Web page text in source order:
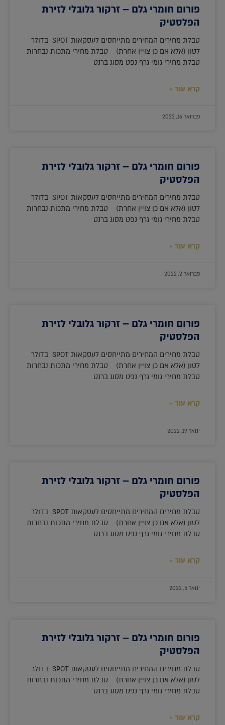
פורום חומרי גלם – זרקור גלובלי לזירת
הפלסטיק
טבלת מחירים המחירים מתייחסים לעסקאות SPOT בדולר
לטון (אלא אם כן צויין אחרת) טבלת מחירי מתכות נבחרות
טבלת מחירי גומי גרף נפט מסוג ברנט
קרא עוד »
פברואר 16, 2022
פורום חומרי גלם – זרקור גלובלי לזירת
הפלסטיק
טבלת מחירים המחירים מתייחסים לעסקאות SPOT בדולר
לטון (אלא אם כן צויין אחרת) טבלת מחירי מתכות נבחרות
טבלת מחירי גומי גרף נפט מסוג ברנט
קרא עוד »
פברואר 2, 2022
פורום חומרי גלם – זרקור גלובלי לזירת
הפלסטיק
טבלת מחירים המחירים מתייחסים לעסקאות SPOT בדולר
לטון (אלא אם כן צויין אחרת) טבלת מחירי מתכות נבחרות
טבלת מחירי גומי גרף נפט מסוג ברנט
קרא עוד »
ינואר 19, 2022
פורום חומרי גלם – זרקור גלובלי לזירת
הפלסטיק
טבלת מחירים המחירים מתייחסים לעסקאות SPOT בדולר
לטון (אלא אם כן צויין אחרת) טבלת מחירי מתכות נבחרות
טבלת מחירי גומי גרף נפט מסוג ברנט
קרא עוד »
ינואר 5, 2022
פורום חומרי גלם – זרקור גלובלי לזירת
הפלסטיק
טבלת מחירים המחירים מתייחסים לעסקאות SPOT בדולר
לטון (אלא אם כן צויין אחרת) טבלת מחירי מתכות נבחרות
טבלת מחירי גומי גרף נפט מסוג ברנט
קרא עוד »